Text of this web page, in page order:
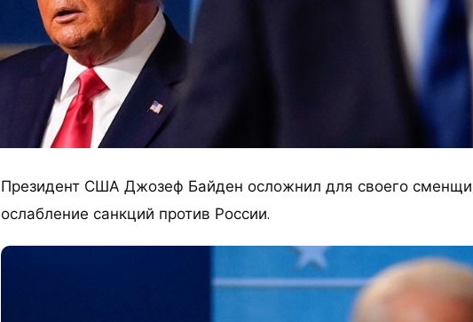
Президент США Джозеф Байден осложнил для своего
ослабление санкций против России.